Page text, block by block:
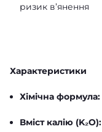
ризик в’янення
Характеристики
Хімічна формула:
Вміст калію (K₂O):